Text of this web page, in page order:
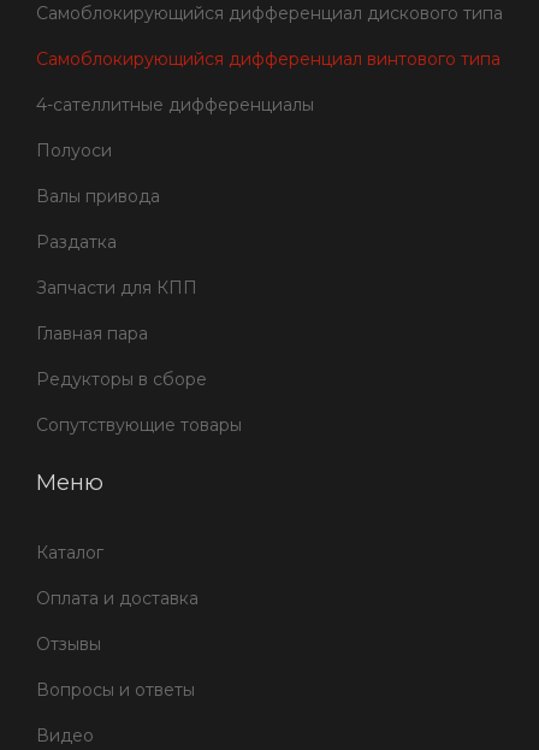
Самоблокирующийся дифференциал дискового типа
Самоблокирующийся дифференциал винтового типа
4-сателлитные дифференциалы
Полуоси
Валы привода
Раздатка
Запчасти для КПП
Главная пара
Редукторы в сборе
Сопутствующие товары
Меню
Каталог
Оплата и доставка
Отзывы
Вопросы и ответы
Видео